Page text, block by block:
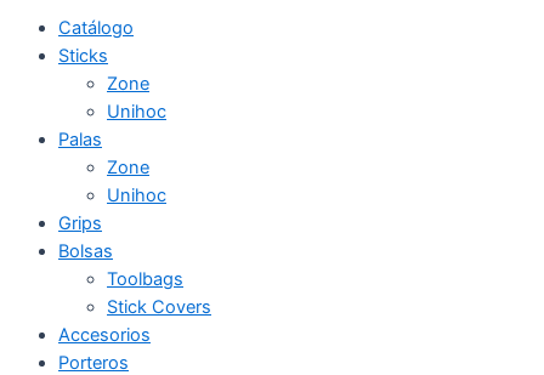
Catálogo
Sticks
Zone
Unihoc
Palas
Zone
Unihoc
Grips
Bolsas
Toolbags
Stick Covers
Accesorios
Porteros